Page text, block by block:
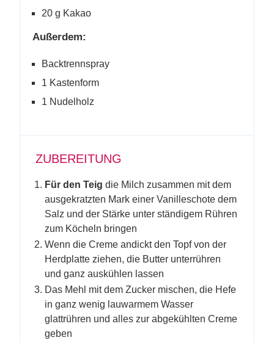
20 g Kakao
Außerdem:
Backtrennspray
1 Kastenform
1 Nudelholz
ZUBEREITUNG
Für den Teig die Milch zusammen mit dem
ausgekratzten Mark einer Vanilleschote dem
Salz und der Stärke unter ständigem Rühren
zum Köcheln bringen
Wenn die Creme andickt den Topf von der
Herdplatte ziehen, die Butter unterrühren
und ganz auskühlen lassen
Das Mehl mit dem Zucker mischen, die Hefe
in ganz wenig lauwarmem Wasser
glattrühren und alles zur abgekühlten Creme
geben